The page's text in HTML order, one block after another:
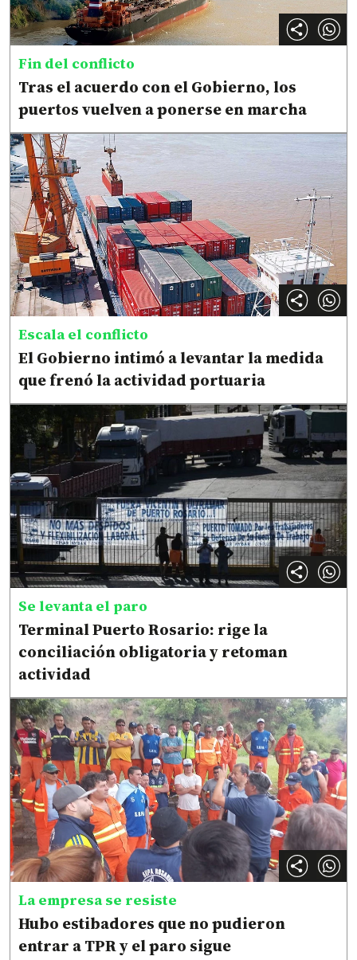
Fin del conflicto
Tras el acuerdo con el Gobierno, los
puertos vuelven a ponerse en marcha
Escala el conflicto
El Gobierno intimó a levantar la medida
que frenó la actividad portuaria
Se levanta el paro
Terminal Puerto Rosario: rige la
conciliación obligatoria y retoman
actividad
La empresa se resiste
Hubo estibadores que no pudieron
entrar a TPR y el paro sigue